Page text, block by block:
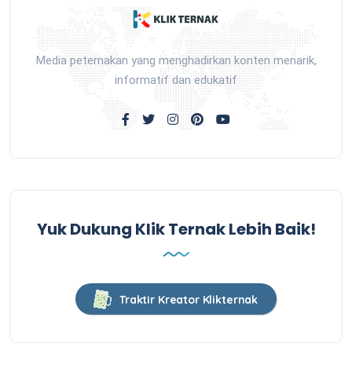
Media peternakan yang menghadirkan konten menarik,
informatif dan edukatif
Yuk Dukung Klik Ternak Lebih Baik!
Traktir Kreator Klikternak